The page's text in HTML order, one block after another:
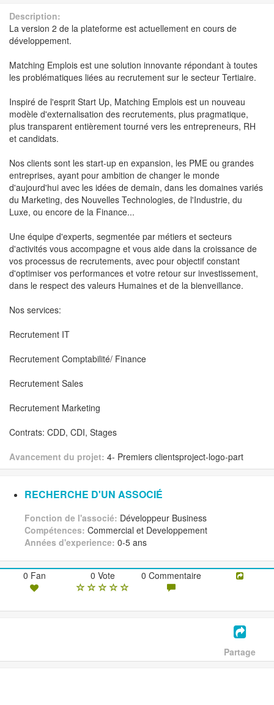
Description:
La version 2 de la plateforme est actuellement en cours de
développement.
Matching Emplois est une solution innovante répondant à toutes
les problématiques liées au recrutement sur le secteur Tertiaire.
Inspiré de l'esprit Start Up, Matching Emplois est un nouveau
modèle d'externalisation des recrutements, plus pragmatique,
plus transparent entièrement tourné vers les entrepreneurs, RH
et candidats.
Nos clients sont les start-up en expansion, les PME ou grandes
entreprises, ayant pour ambition de changer le monde
d'aujourd'hui avec les idées de demain, dans les domaines variés
du Marketing, des Nouvelles Technologies, de l'Industrie, du
Luxe, ou encore de la Finance...
Une équipe d'experts, segmentée par métiers et secteurs
d'activités vous accompagne et vous aide dans la croissance de
vos processus de recrutements, avec pour objectif constant
d'optimiser vos performances et votre retour sur investissement,
dans le respect des valeurs Humaines et de la bienveillance.
Nos services:
Recrutement IT
Recrutement Comptabilité/ Finance
Recrutement Sales
Recrutement Marketing
Contrats: CDD, CDI, Stages
Avancement du projet: 4- Premiers clientsproject-logo-part
RECHERCHE D'UN ASSOCIÉ
Fonction de l'associé: Développeur Business
Compétences: Commercial et Developpement
Années d'experience: 0-5 ans
0 Fan 0 Vote 0 Commentaire
Partage